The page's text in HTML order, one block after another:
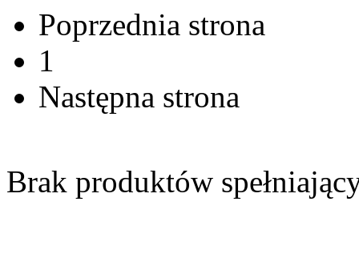
Poprzednia strona
1
Następna strona
Brak produktów